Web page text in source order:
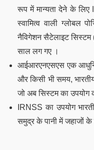
रूप में मान्यता देने के लिए
स्वामित्व वाली ग्लोबल
नैविगेशन सैटेलाइट
साल लग गए ।
आईआरएनएसएस एक
और किसी भी समय,
जो अब सिस्टम का उपयोग
IRNSS का उपयोग
समुद्र के पानी में जहाजों के